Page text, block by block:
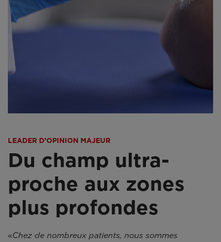
LEADER D’OPINION MAJEUR
Du champ ultra-
proche aux zones
plus profondes
«Chez de nombreux patients, nous sommes